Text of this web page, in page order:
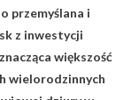
przemyślana i
z inwestycji
większość
wielorodzinnych